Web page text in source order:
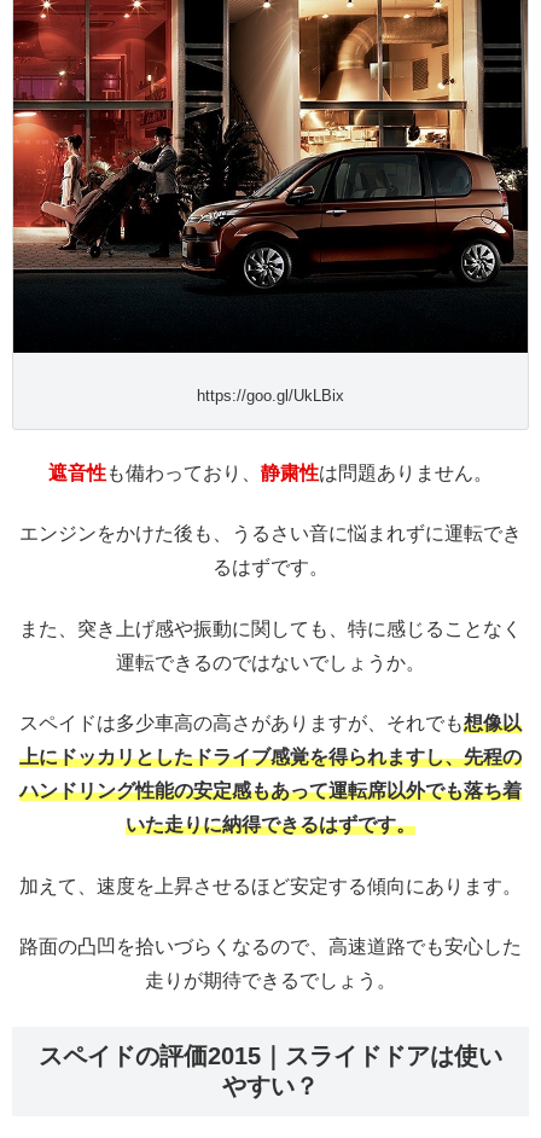
https://goo.gl/UkLBix
遮音性も備わっており、 静粛性は問題ありません。
エンジンをかけた後も、うるさい音に悩まれずに運転でき
るはずです。
また、突き上げ感や振動に関しても、特に感じることなく
運転できるのではないでしょうか。
スペイドは多少車高の高さがありますが、それでも想像以
上にドッカリとしたドライブ感覚を得られますし、先程の
ハンドリング性能の安定感もあって運転席以外でも落ち着
いた走りに納得できるはずです。
加えて、速度を上昇させるほど安定する傾向にあります。
路面の凸凹を拾いづらくなるので、高速道路でも安心した
走りが期待できるでしょう。
スペイドの評価2015｜スライドドアは使い
やすい？